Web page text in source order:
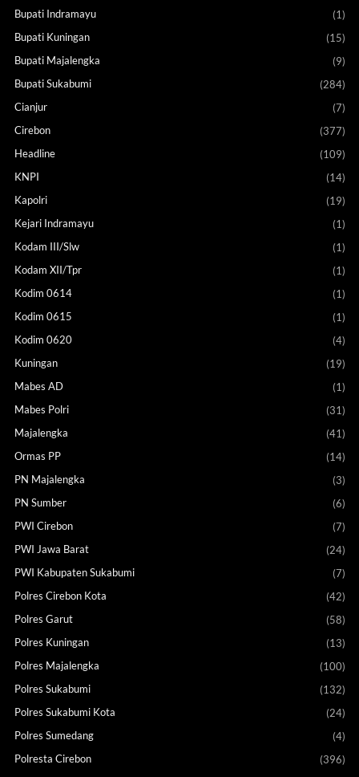
Bupati Indramayu
(1)
Bupati Kuningan
(15)
Bupati Majalengka
(9)
Bupati Sukabumi
(284)
Cianjur
(7)
Cirebon
(377)
Headline
(109)
KNPI
(14)
Kapolri
(19)
Kejari Indramayu
(1)
Kodam III/Slw
(1)
Kodam XII/Tpr
(1)
Kodim 0614
(1)
Kodim 0615
(1)
Kodim 0620
(4)
Kuningan
(19)
Mabes AD
(1)
Mabes Polri
(31)
Majalengka
(41)
Ormas PP
(14)
PN Majalengka
(3)
PN Sumber
(6)
PWI Cirebon
(7)
PWI Jawa Barat
(24)
PWI Kabupaten Sukabumi
(7)
Polres Cirebon Kota
(42)
Polres Garut
(58)
Polres Kuningan
(13)
Polres Majalengka
(100)
Polres Sukabumi
(132)
Polres Sukabumi Kota
(24)
Polres Sumedang
(4)
Polresta Cirebon
(396)